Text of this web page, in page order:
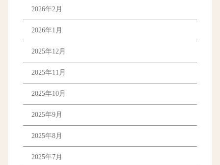
2026年2月
2026年1月
2025年12月
2025年11月
2025年10月
2025年9月
2025年8月
2025年7月